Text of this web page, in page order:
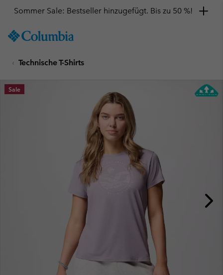
TO
SKIP
MAIN
NAV
Sommer Sale: Bestseller hinzugefügt. Bis zu 50 %!
Technische T-Shirts
Sale